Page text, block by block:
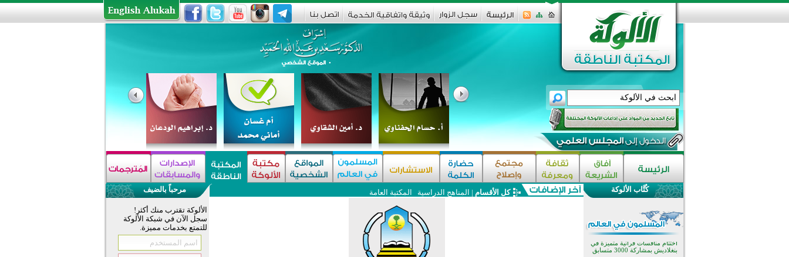
كل الأقسام | المناهج الدراسية المكتبة العامة مرحباً بالضيف
الألوكة تقترب منك أكثر!
سجل الآن في شبكة الألوكة
للتمتع بخدمات مميزة.
كُتَّاب الألوكة
اختتام الدورة التاسعة لمسابقة حفظ
وتلاوة القرآن الكريم في أزناكاييف
تيسليتش تختتم برنامجا تعليميا لتعزيز
القيم وبناء الشخصية للشباب
المسلمين
أكثر من 400 طالب يشاركون في
مسابقة المعلومات الإسلامية
افتتاح تاريخي لأول مسجد في بلييفليا
بالجبل الأسود منذ أكثر من قرن